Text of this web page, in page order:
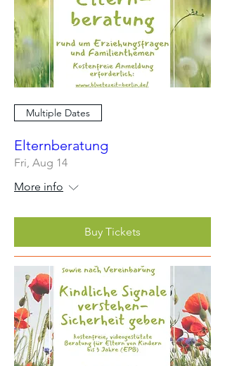
Multiple Dates
Elternberatung
Fri, Aug 14
More info
Buy Tickets